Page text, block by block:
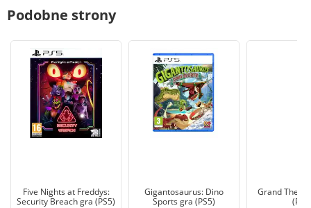
Podobne strony
Five Nights at Freddys:
Security Breach gra (PS5)
Gigantosaurus: Dino
Sports gra (PS5)
Grand Theft